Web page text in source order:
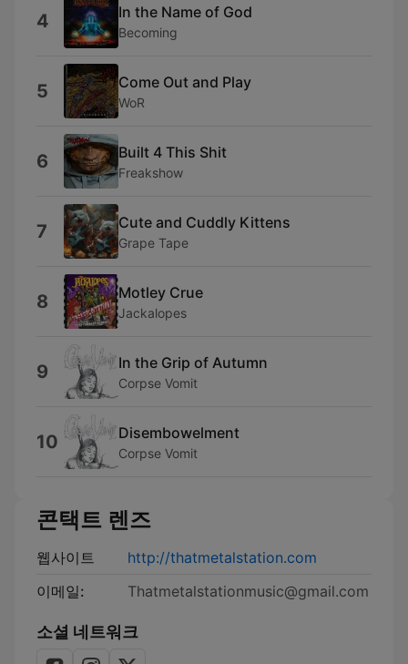
4 In the Name of God
Becoming
5 Come Out and Play
WoR
6 Built 4 This Shit
Freakshow
7 Cute and Cuddly Kittens
Grape Tape
8 Motley Crue
Jackalopes
9 In the Grip of Autumn
Corpse Vomit
10 Disembowelment
Corpse Vomit
콘택트 렌즈
웹사이트
http://thatmetalstation.com
이메일:
Thatmetalstationmusic@gmail.com
소셜 네트워크